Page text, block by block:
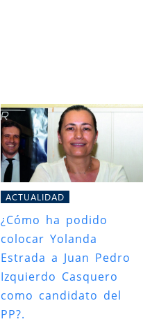
ACTUALIDAD
¿Cómo ha podido
colocar Yolanda
Estrada a Juan Pedro
Izquierdo Casquero
como candidato del
PP?.